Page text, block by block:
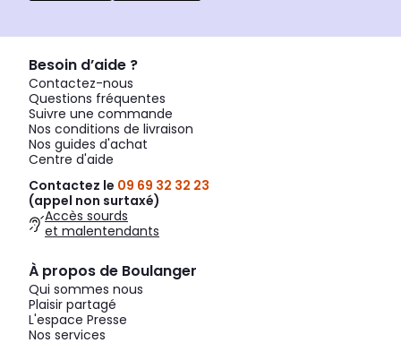
Besoin d’aide ?
Contactez-nous
Questions fréquentes
Suivre une commande
Nos conditions de livraison
Nos guides d'achat
Centre d'aide
Contactez le 09 69 32 32 23
(appel non surtaxé)
Accès sourds
et malentendants
À propos de Boulanger
Qui sommes nous
Plaisir partagé
L'espace Presse
Nos services